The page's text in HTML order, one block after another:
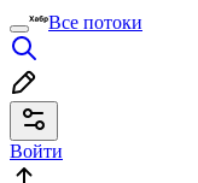
Все потоки
Войти